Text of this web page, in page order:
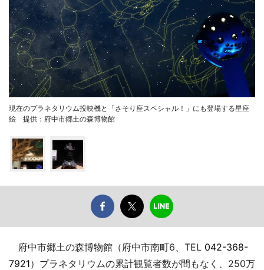
現在のプラネタリウム投映機と「さそり座スペシャル！」にも登場する星座
絵 提供：府中市郷土の森博物館
府中市郷土の森博物館（府中市南町6、TEL 042-368-
7921）プラネタリウムの累計観覧者数が間もなく、250万